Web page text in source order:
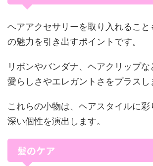
ヘアアクセサリーを取り入れるこ
の魅力を引き出すポイントです。
リボンやバンダナ、ヘアクリップ
愛らしさやエレガントさをプラスし
これらの小物は、ヘアスタイルに彩
深い個性を演出します。
髪のケア